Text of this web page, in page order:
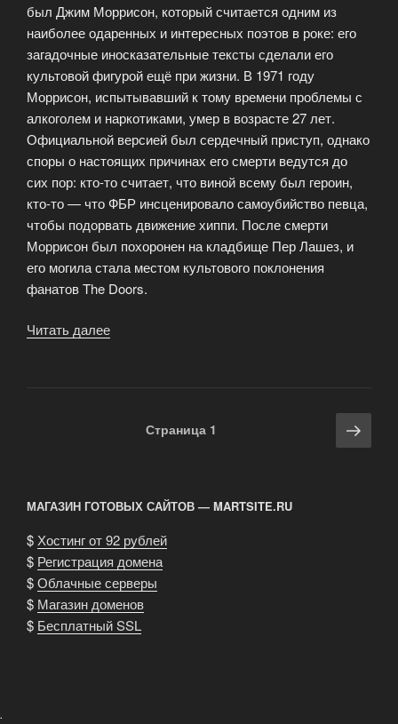
был Джим Моррисон, который считается одним из
наиболее одаренных и интересных поэтов в роке: его
загадочные иносказательные тексты сделали его
культовой фигурой ещё при жизни. В 1971 году
Моррисон, испытывавший к тому времени проблемы с
алкоголем и наркотиками, умер в возрасте 27 лет.
Официальной версией был сердечный приступ, однако
споры о настоящих причинах его смерти ведутся до
сих пор: кто-то считает, что виной всему был героин,
кто-то — что ФБР инсценировало самоубийство певца,
чтобы подорвать движение хиппи. После смерти
Моррисон был похоронен на кладбище Пер Лашез, и
его могила стала местом культового поклонения
фанатов The Doors.
Читать далее
Страница 1
МАГАЗИН ГОТОВЫХ САЙТОВ — MARTSITE.RU
$ Хостинг от 92 рублей
$ Регистрация домена
$Облачные серверы
$ Магазин доменов
$ Бесплатный SSL
.